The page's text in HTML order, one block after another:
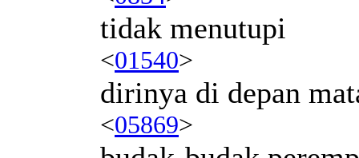
tidak menutupi
<01540>
dirinya di depan
<05869>